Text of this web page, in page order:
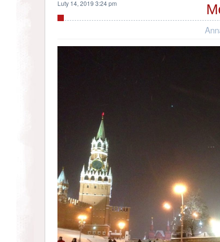
Luty 14, 2019 3:24 pm